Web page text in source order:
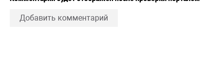
Добавить комментарий